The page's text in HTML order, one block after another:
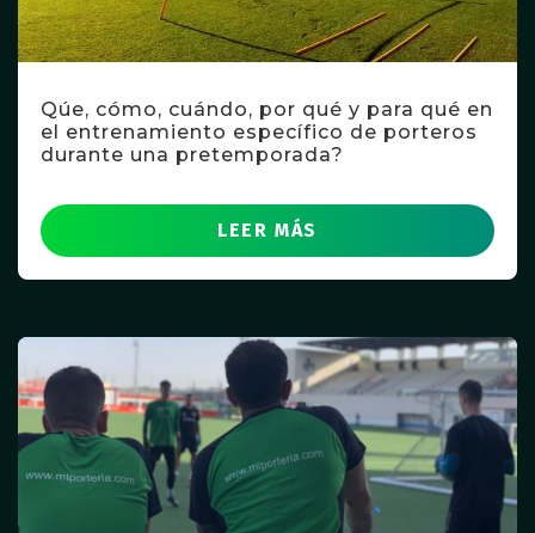
Qúe, cómo, cuándo, por qué y para qué en
el entrenamiento específico de porteros
durante una pretemporada?
LEER MÁS